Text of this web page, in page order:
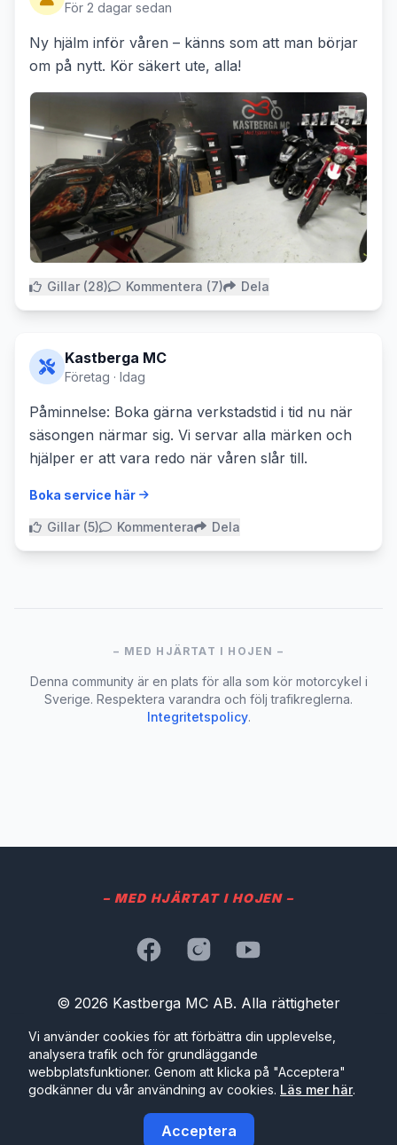
Vi använder cookies för att förbättra din upplevelse,
analysera trafik och för grundläggande
webbplatsfunktioner. Genom att klicka på "Acceptera"
godkänner du vår användning av cookies. Läs mer här.
Acceptera
För 2 dagar sedan
Ny hjälm inför våren – känns som att man börjar
om på nytt. Kör säkert ute, alla!
Gillar (28) Kommentera (7) Dela
Kastberga MC
Företag · Idag
Påminnelse: Boka gärna verkstadstid i tid nu när
säsongen närmar sig. Vi servar alla märken och
hjälper er att vara redo när våren slår till.
Boka service här
Gillar (5) Kommentera Dela
– MED HJÄRTAT I HOJEN –
Denna community är en plats för alla som kör motorcykel i
Sverige. Respektera varandra och följ trafikreglerna.
Integritetspolicy.
– MED HJÄRTAT I HOJEN –
FacebookInstagramYouTube
© 2026 Kastberga MC AB. Alla rättigheter
Kastberga 209, 241 91 ESLÖV
Org.nummer: 559491-4409
Telefon: 070 - 280 80 74
E-post: kundtjanst@kastberga.se